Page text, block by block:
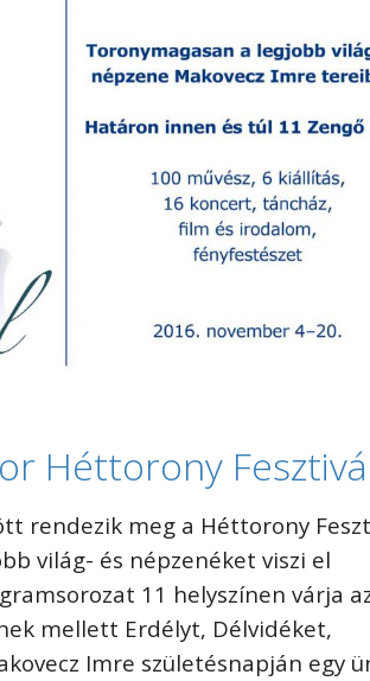
Héttorony
rendezik meg a Héttorony
világ- és népzenéket viszi el
11 helyszínen várja
mellett Erdélyt, Délvidéket,
Imre születésnapján egy